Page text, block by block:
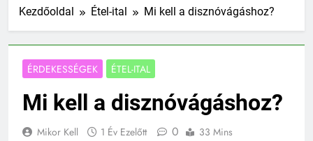
Kezdőoldal Étel-ital Mi kell a disznóvágáshoz?
ÉRDEKESSÉGEK ÉTEL-ITAL
Mi kell a disznóvágáshoz?
Mikor Kell 1 Év Ezelőtt 0 33 Mins